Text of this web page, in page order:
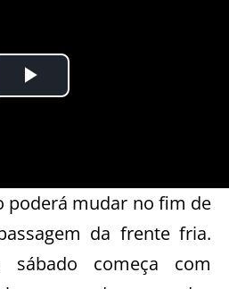
poderá mudar no fim de
da frente fria.
começa com